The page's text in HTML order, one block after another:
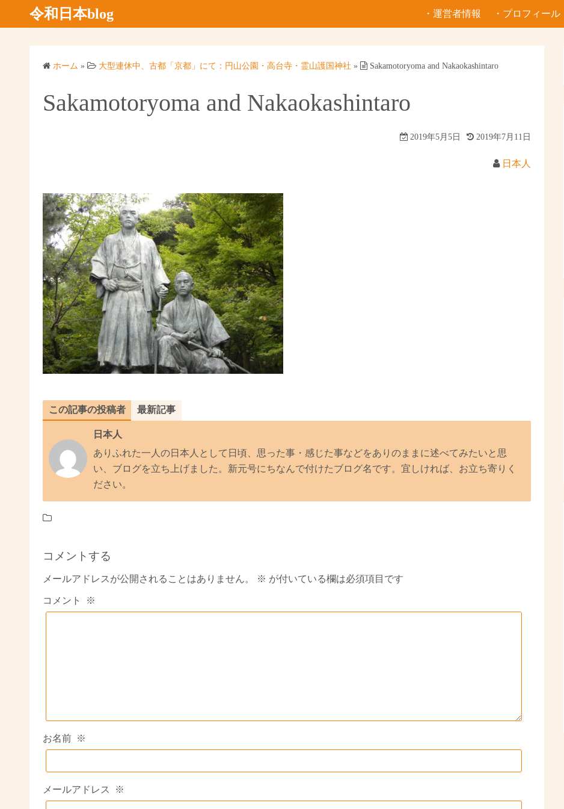
令和日本blog ・運営者情報 ・プロフィール
ホーム » 大型連休中、古都「京都」にて：円山公園・高台寺・霊山護国神社 » Sakamotoryoma and Nakaokashintaro
Sakamotoryoma and Nakaokashintaro
2019年5月5日 2019年7月11日
日本人
この記事の投稿者 最新記事
日本人
ありふれた一人の日本人として日頃、思った事・感じた事などをありのままに述べてみたいと思
い、ブログを立ち上げました。新元号にちなんで付けたブログ名です。宜しければ、お立ち寄りく
ださい。
コメントする
メールアドレスが公開されることはありません。 ※ が付いている欄は必須項目です
コメント ※
お名前 ※
メールアドレス ※